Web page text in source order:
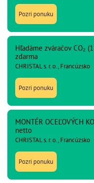
Pozri ponuku
Hľadáme zváračov CO₂
zdarma
CHRISTAL s. r. o., Francúzsko
Pozri ponuku
MONTÉR OCEĽOVÝCH
netto
CHRISTAL s. r. o., Francúzsko
Pozri ponuku